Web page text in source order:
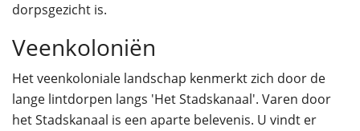
dorpsgezicht is.
Veenkoloniën
Het veenkoloniale landschap kenmerkt zich door de
lange lintdorpen langs 'Het Stadskanaal'. Varen door
het Stadskanaal is een aparte belevenis. U vindt er